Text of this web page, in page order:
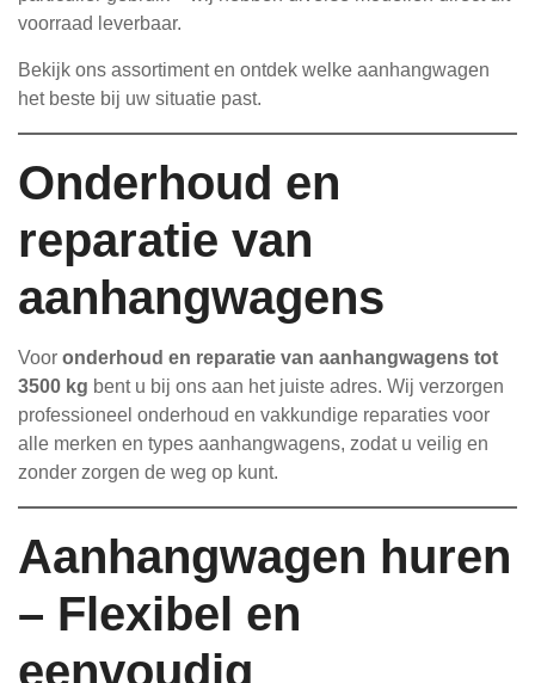
voorraad leverbaar.
Bekijk ons assortiment en ontdek welke aanhangwagen
het beste bij uw situatie past.
Onderhoud en
reparatie van
aanhangwagens
Voor onderhoud en reparatie van aanhangwagens tot
3500 kg bent u bij ons aan het juiste adres. Wij verzorgen
professioneel onderhoud en vakkundige reparaties voor
alle merken en types aanhangwagens, zodat u veilig en
zonder zorgen de weg op kunt.
Aanhangwagen huren
– Flexibel en
eenvoudig